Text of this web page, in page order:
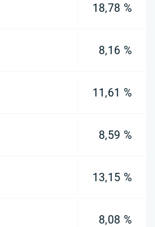
18,78 %
8,16 %
11,61 %
8,59 %
13,15 %
8,08 %